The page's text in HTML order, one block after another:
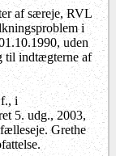
af særeje, RVL
i
uden
til indtægterne af
i
5. udg., 2003,
Grethe